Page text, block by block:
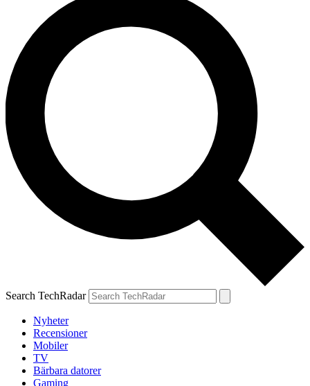
Search TechRadar
Nyheter
Recensioner
Mobiler
TV
Bärbara datorer
Gaming